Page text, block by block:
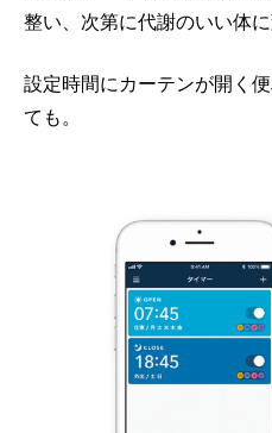
整い、次第に代謝のいい体
設定時間にカーテンが開く
ても。